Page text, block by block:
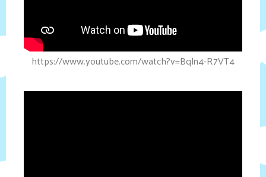
https://www.youtube.com/watch?v=Bqln4-R7VT4